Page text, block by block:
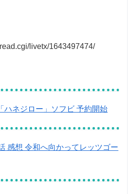
livetx/1643497474/
ハネジロー」ソフビ 予約開始
感想 令和へ向かってレッツゴー